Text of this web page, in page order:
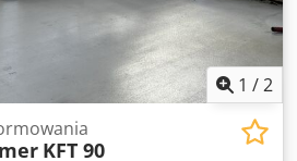
1 /2
KFT 90